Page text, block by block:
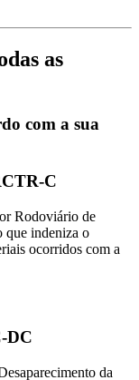
as
com a sua
C
Rodoviário de
que indeniza o
ocorridos com a
DC
da